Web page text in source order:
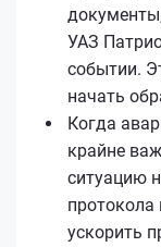
УАЗ
событии.
начать
Когда
крайне
ситуацию
ускорить